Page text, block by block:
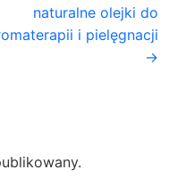
naturalne olejki do
i pielęgnacji
→